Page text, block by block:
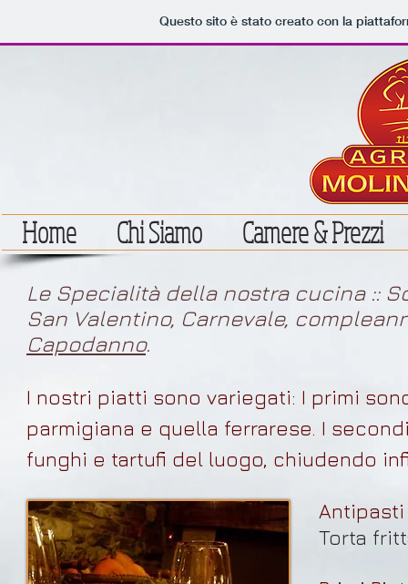
Questo sito è stato creato con la
Home Chi Siamo Camere & Prezzi
Le Specialità della nostra cucina ::
San Valentino, Carnevale,
Capodanno.
I nostri piatti sono variegati: I primi
parmigiana e quella ferrarese. I
funghi e tartufi del luogo, chiudendo
Antipasti
Torta